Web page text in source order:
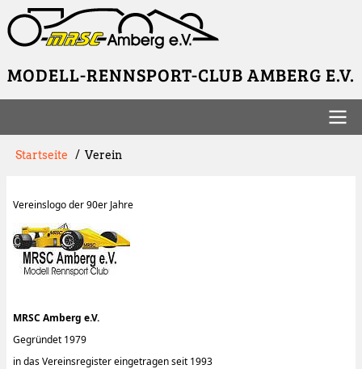
Direkt
zum
MODELL-RENNSPORT-CLUB AMBERG E.V.
Hauptnavigation
Pfadnavigation
Startseite Verein
Vereinslogo der 90er Jahre
MRSC Amberg e.V.
Gegründet 1979
in das Vereinsregister eingetragen seit 1993